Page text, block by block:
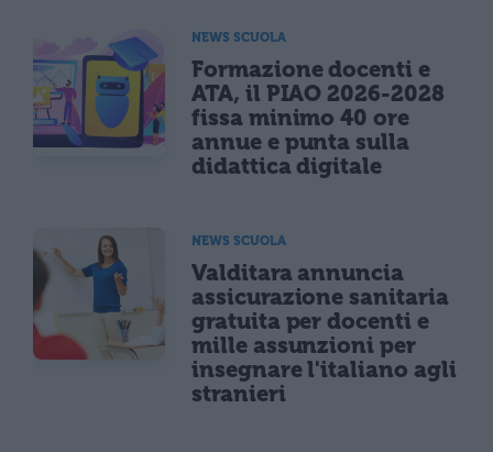
NEWS SCUOLA
Formazione docenti e
ATA, il PIAO 2026-2028
fissa minimo 40 ore
annue e punta sulla
didattica digitale
NEWS SCUOLA
Valditara annuncia
assicurazione sanitaria
gratuita per docenti e
mille assunzioni per
insegnare l'italiano agli
stranieri